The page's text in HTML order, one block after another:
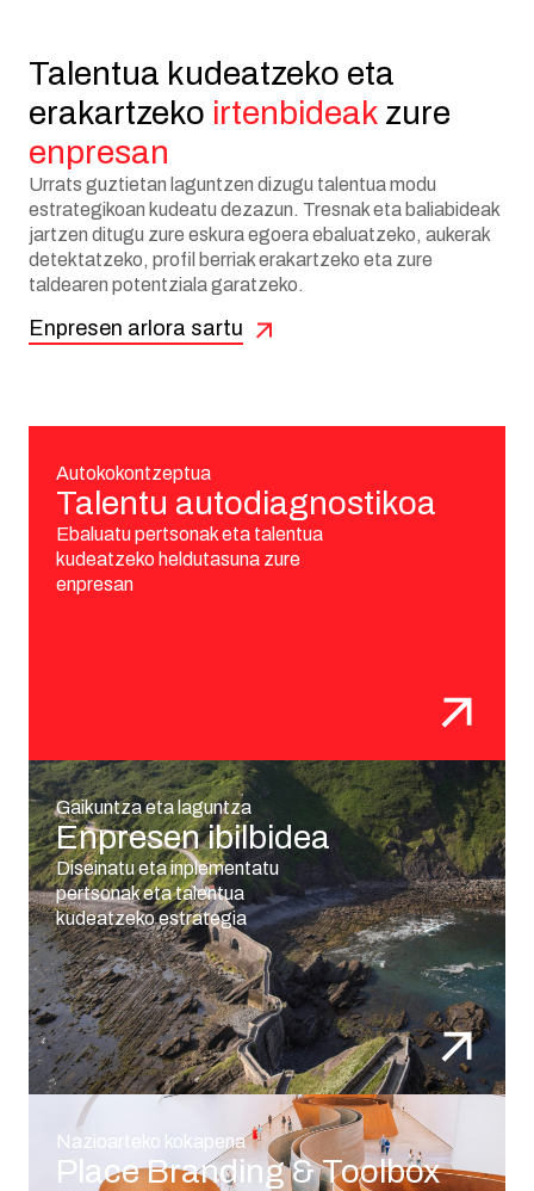
Talentua kudeatzeko eta
erakartzeko irtenbideak zure
enpresan
Urrats guztietan laguntzen dizugu talentua modu
estrategikoan kudeatu dezazun. Tresnak eta baliabideak
jartzen ditugu zure eskura egoera ebaluatzeko, aukerak
detektatzeko, profil berriak erakartzeko eta zure
taldearen potentziala garatzeko.
Enpresen arlora sartu
Autokokontzeptua
Talentu autodiagnostikoa
Ebaluatu pertsonak eta talentua
kudeatzeko heldutasuna zure
enpresan
Gaikuntza eta laguntza
Enpresen ibilbidea
Diseinatu eta inplementatu
pertsonak eta talentua
kudeatzeko estrategia
Nazioarteko kokapena
Place Branding & Toolbox